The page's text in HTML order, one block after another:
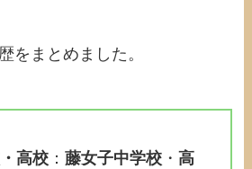
をまとめました。
高校 ：藤女子中学校 ・高